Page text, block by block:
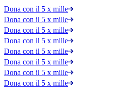
Dona con il 5 x mille
Dona con il 5 x mille
Dona con il 5 x mille
Dona con il 5 x mille
Dona con il 5 x mille
Dona con il 5 x mille
Dona con il 5 x mille
Dona con il 5 x mille